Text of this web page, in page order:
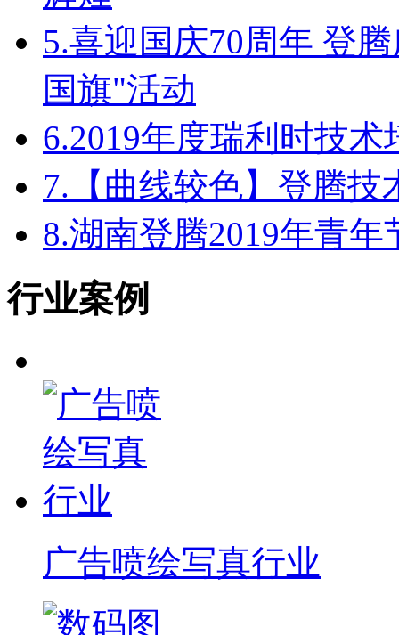
5.喜迎国庆70周年 登
国旗"活动
6.2019年度瑞利时技
7. 【曲线较色】登腾
8.湖南登腾2019年青
行业案例
广告喷绘写真行业